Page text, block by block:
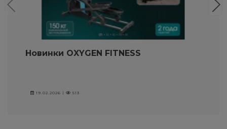
Новинки OXYGEN FITNESS
19.02.2026 | 513